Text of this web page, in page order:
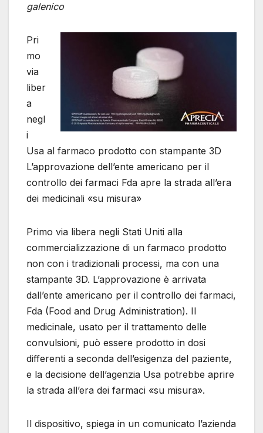
galenico
Pri
mo
via
liber
a
negl
i
Usa al farmaco prodotto con stampante 3D
L’approvazione dell’ente americano per il
controllo dei farmaci Fda apre la strada all’era
dei medicinali «su misura»
Primo via libera negli Stati Uniti alla
commercializzazione di un farmaco prodotto
non con i tradizionali processi, ma con una
stampante 3D. L’approvazione è arrivata
dall’ente americano per il controllo dei farmaci,
Fda (Food and Drug Administration). Il
medicinale, usato per il trattamento delle
convulsioni, può essere prodotto in dosi
differenti a seconda dell’esigenza del paziente,
e la decisione dell’agenzia Usa potrebbe aprire
la strada all’era dei farmaci «su misura».
Il dispositivo, spiega in un comunicato l’azienda